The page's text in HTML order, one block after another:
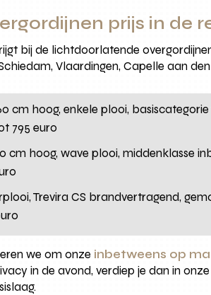
prijs in de
bij de lichtdoorlatende
Vlaardingen, Capelle aan den
cm hoog, enkele plooi,
795 euro
cm hoog, wave plooi, middenklasse
Trevira CS brandvertragend,
we om onze inbetweens op
in de avond, verdiep je dan in